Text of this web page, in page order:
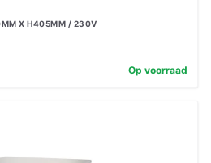
X H405MM / 230V
Op voorraad